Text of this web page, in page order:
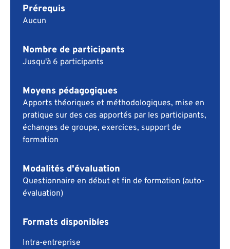
Prérequis
Aucun
Nombre de participants
Jusqu'à 6 participants
Moyens pédagogiques
Apports théoriques et méthodologiques, mise en
pratique sur des cas apportés par les participants,
échanges de groupe, exercices, support de
formation
Modalités d'évaluation
Questionnaire en début et fin de formation (auto-
évaluation)
Formats disponibles
Intra-entreprise